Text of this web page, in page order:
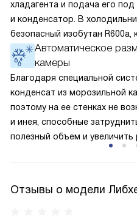
хладагента и подача его
и конденсатор. В
безопасный изобутан R600a,
окружающей среде.
по охладительному контуру
лучше работает «мотор»
и быстрее происходит
меньше электроэнергии.
Автоматическое
камеры
Благодаря специальной
конденсат из морозильной
поэтому на ее стенках не
и инея, способные
полезный объем и увеличить
Отзывы о модели